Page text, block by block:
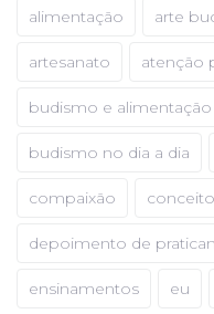
alimentação arte
artesanato atenção
budismo e alimentação
budismo no dia a dia
compaixão
depoimento de
ensinamentos eu